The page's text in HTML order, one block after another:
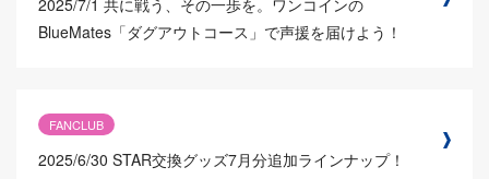
2025/7/1 共に戦う、その一歩を。ワンコインの
BlueMates「ダグアウトコース」で声援を届けよう！
FANCLUB
2025/6/30 STAR交換グッズ7月分追加ラインナップ！